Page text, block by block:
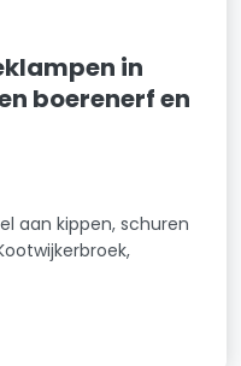
in
boerenerf en
aan kippen, schuren